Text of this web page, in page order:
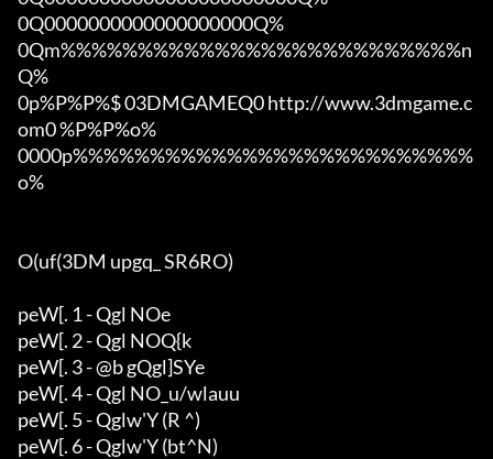
0Q0000000000000000000Q%
0Qm%%%%%%%%%%%%%%%%%%%%%%%%%%n
Q%
0p%P%P%$ 03DMGAMEQ0 http://www.3dmgame.c
om0 %P%P%o%
0000p%%%%%%%%%%%%%%%%%%%%%%%%%%
o%
O(uf(3DM upgq_ SR6RO)
peW[. 1 - Qgl NOe
peW[. 2 - Qgl NOQ{k
peW[. 3 - @b gQgl]SYe
peW[. 4 - Qgl NO_u/wlauu
peW[. 5 - Qglw'Y (R ^)
peW[. 6 - Qglw'Y (bt^N)